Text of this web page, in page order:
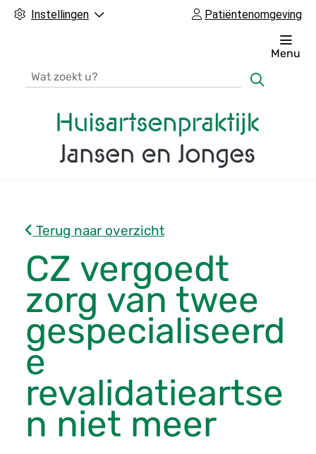
Instellingen Patiëntenomgeving
f
d
m
e
n
u
Menu
Terug naar overzicht
CZ vergoedt
zorg van twee
gespecialiseerd
e
revalidatieartse
n niet meer